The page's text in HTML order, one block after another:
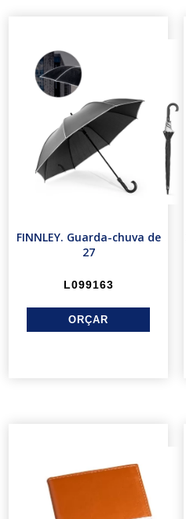
FINNLEY. Guarda-chuva de
27
L099163